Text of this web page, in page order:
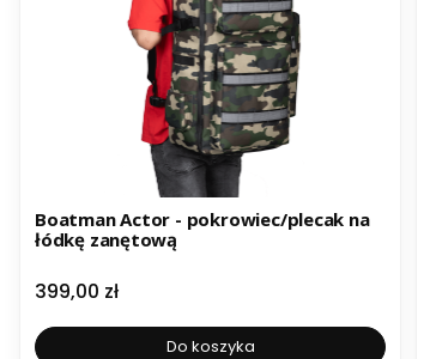
Boatman Actor - pokrowiec/plecak na
łódkę zanętową
Cena
399,00 zł
Do koszyka